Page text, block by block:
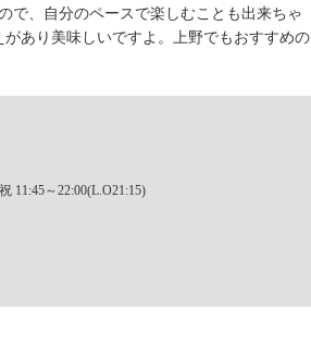
で、自分のペースで楽しむことも出来ちゃ
あり美味しいですよ。上野でもおすすめの
11:45～22:00(L.O21:15)